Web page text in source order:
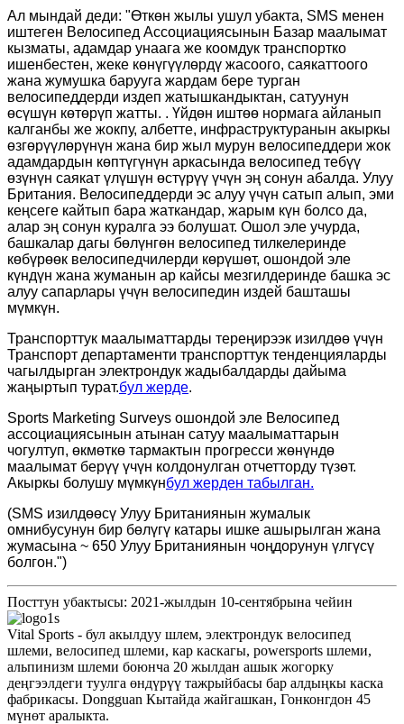
Ал мындай деди: "Өткөн жылы ушул убакта, SMS менен
иштеген Велосипед Ассоциациясынын Базар маалымат
кызматы, адамдар унаага же коомдук транспортко
ишенбестен, жеке көнүгүүлөрдү жасоого, саякаттоого
жана жумушка барууга жардам бере турган
велосипеддерди издеп жатышкандыктан, сатуунун
өсүшүн көтөрүп жатты. . Үйдөн иштөө нормага айланып
калганбы же жокпу, албетте, инфраструктуранын акыркы
өзгөрүүлөрүнүн жана бир жыл мурун велосипеддери жок
адамдардын көптүгүнүн аркасында велосипед тебүү
өзүнүн саякат үлүшүн өстүрүү үчүн эң сонун абалда. Улуу
Британия. Велосипеддерди эс алуу үчүн сатып алып, эми
кеңсеге кайтып бара жаткандар, жарым күн болсо да,
алар эң сонун куралга ээ болушат. Ошол эле учурда,
башкалар дагы бөлүнгөн велосипед тилкелеринде
көбүрөөк велосипедчилерди көрүшөт, ошондой эле
күндүн жана жуманын ар кайсы мезгилдеринде башка эс
алуу сапарлары үчүн велосипедин издей башташы
мүмкүн.
Транспорттук маалыматтарды тереңирээк изилдөө үчүн
Транспорт департаменти транспорттук тенденцияларды
чагылдырган электрондук жадыбалдарды дайыма
жаңыртып турат.бул жерде.
Sports Marketing Surveys ошондой эле Велосипед
ассоциациясынын атынан сатуу маалыматтарын
чогултуп, өкмөткө тармактын прогресси жөнүндө
маалымат берүү үчүн колдонулган отчетторду түзөт.
Акыркы болушу мүмкүнбул жерден табылган.
(SMS изилдөөсү Улуу Британиянын жумалык
омнибусунун бир бөлүгү катары ишке ашырылган жана
жумасына ~ 650 Улуу Британиянын чоңдорунун үлгүсү
болгон.")
Посттун убактысы: 2021-жылдын 10-сентябрына чейин
Vital Sports - бул акылдуу шлем, электрондук велосипед
шлеми, велосипед шлеми, кар каскагы, powersports шлеми,
альпинизм шлеми боюнча 20 жылдан ашык жогорку
деңгээлдеги туулга өндүрүү тажрыйбасы бар алдыңкы каска
фабрикасы. Dongguan Кытайда жайгашкан, Гонконгдон 45
мүнөт аралыкта.